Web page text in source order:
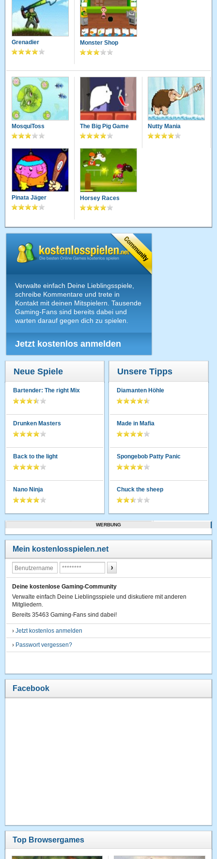
Grenadier Monster Shop
MosquiToss The Big Pig Game Nutty Mania
Pinata Jäger Horsey Races
Verwalte einfach Deine Lieblingsspiele,
schreibe Kommentare und trete in
Kontakt mit deinen Mitspielern. Tausende
Gaming-Fans sind bereits dabei und
warten darauf gegen dich zu spielen.
Jetzt kostenlos anmelden
Neue Spiele
Bartender: The right Mix
Drunken Masters
Back to the light
Nano Ninja
Unsere Tipps
Diamanten Höhle
Made in Mafia
Spongebob Patty Panic
Chuck the sheep
WERBUNG
Mein kostenlosspielen.net
Deine kostenlose Gaming-Community
Verwalte einfach Deine Lieblingsspiele und diskutiere mit anderen
Mitgliedern.
Bereits 35463 Gaming-Fans sind dabei!
›Jetzt kostenlos anmelden
› Passwort vergessen?
Facebook
Top Browsergames